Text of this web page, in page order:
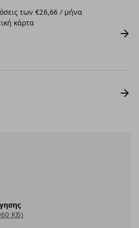
των €26,66 / μήνα
κάρτα
KB)